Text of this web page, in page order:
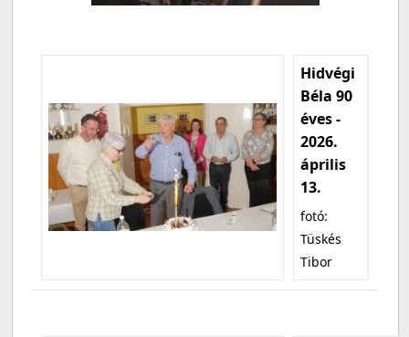
Hidvégi
Béla 90
éves -
2026.
április
13.
fotó:
Tüskés
Tibor